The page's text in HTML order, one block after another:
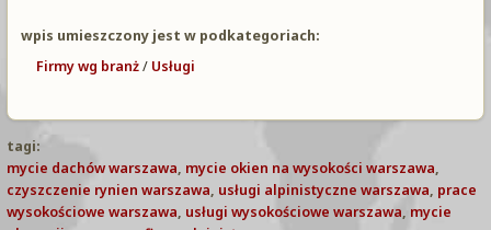
wpis umieszczony jest w podkategoriach:
Firmy wg branż/ Usługi
tagi:
mycie dachów warszawa, mycie okien na wysokości warszawa,
czyszczenie rynien warszawa, usługi alpinistyczne warszawa, prace
wysokościowe warszawa, usługi wysokościowe warszawa, mycie